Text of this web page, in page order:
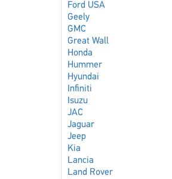
Ford USA
Geely
GMC
Great Wall
Honda
Hummer
Hyundai
Infiniti
Isuzu
JAC
Jaguar
Jeep
Kia
Lancia
Land Rover